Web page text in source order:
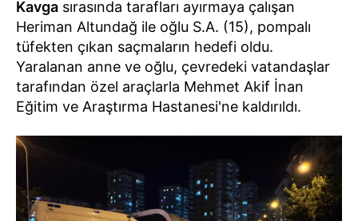
Kavga sırasında tarafları ayırmaya çalışan
Heriman Altundağ ile oğlu S.A. (15), pompalı
tüfekten çıkan saçmaların hedefi oldu.
Yaralanan anne ve oğlu, çevredeki vatandaşlar
tarafından özel araçlarla Mehmet Akif İnan
Eğitim ve Araştırma Hastanesi'ne kaldırıldı.